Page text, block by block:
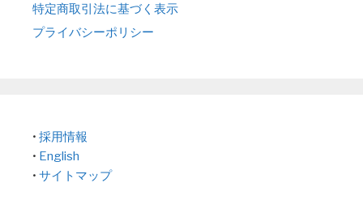
特定商取引法に基づく表示
プライバシーポリシー
• 採用情報
• English
• サイトマップ